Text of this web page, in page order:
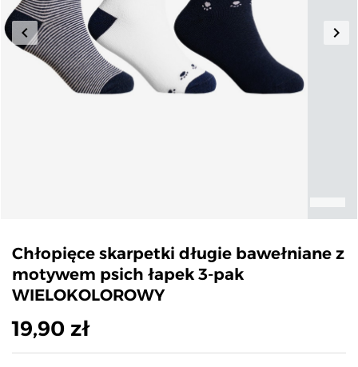
Poprzedni
keyboard_arrow_left keyboard_arrow_right
Chłopięce skarpetki długie bawełniane z
motywem psich łapek 3-pak
WIELOKOLOROWY
19,90 zł